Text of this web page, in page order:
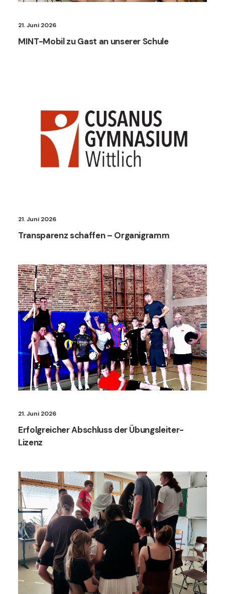
21. Juni 2026
MINT-Mobil zu Gast an unserer Schule
21. Juni 2026
Transparenz schaffen – Organigramm
21. Juni 2026
Erfolgreicher Abschluss der Übungsleiter-
Lizenz